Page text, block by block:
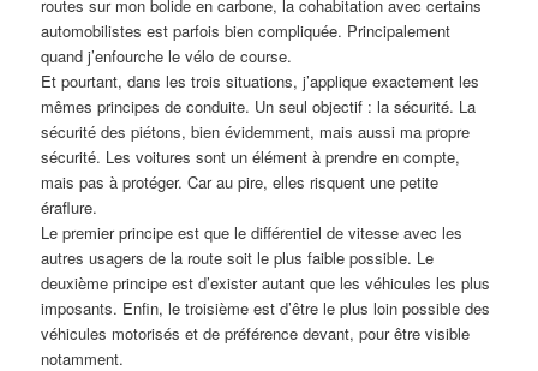
routes sur mon bolide en carbone, la cohabitation avec certains
automobilistes est parfois bien compliquée. Principalement
quand j’enfourche le vélo de course.
Et pourtant, dans les trois situations, j’applique exactement les
mêmes principes de conduite. Un seul objectif : la sécurité. La
sécurité des piétons, bien évidemment, mais aussi ma propre
sécurité. Les voitures sont un élément à prendre en compte,
mais pas à protéger. Car au pire, elles risquent une petite
éraflure.
Le premier principe est que le différentiel de vitesse avec les
autres usagers de la route soit le plus faible possible. Le
deuxième principe est d’exister autant que les véhicules les plus
imposants. Enfin, le troisième est d’être le plus loin possible des
véhicules motorisés et de préférence devant, pour être visible
notamment.